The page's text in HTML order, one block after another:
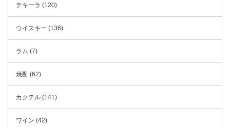
テキーラ (120)
ウイスキー (136)
ラム (7)
焼酎 (62)
カクテル (141)
ワイン (42)